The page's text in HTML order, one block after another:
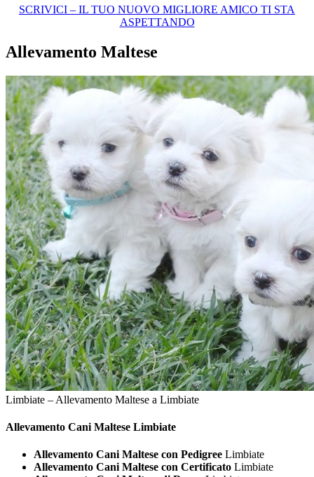
SCRIVICI – IL TUO NUOVO MIGLIORE AMICO TI STA
ASPETTANDO
Allevamento Maltese
Limbiate – Allevamento Maltese a Limbiate
Allevamento Cani Maltese Limbiate
Allevamento Cani Maltese con Pedigree Limbiate
Allevamento Cani Maltese con Certificato Limbiate